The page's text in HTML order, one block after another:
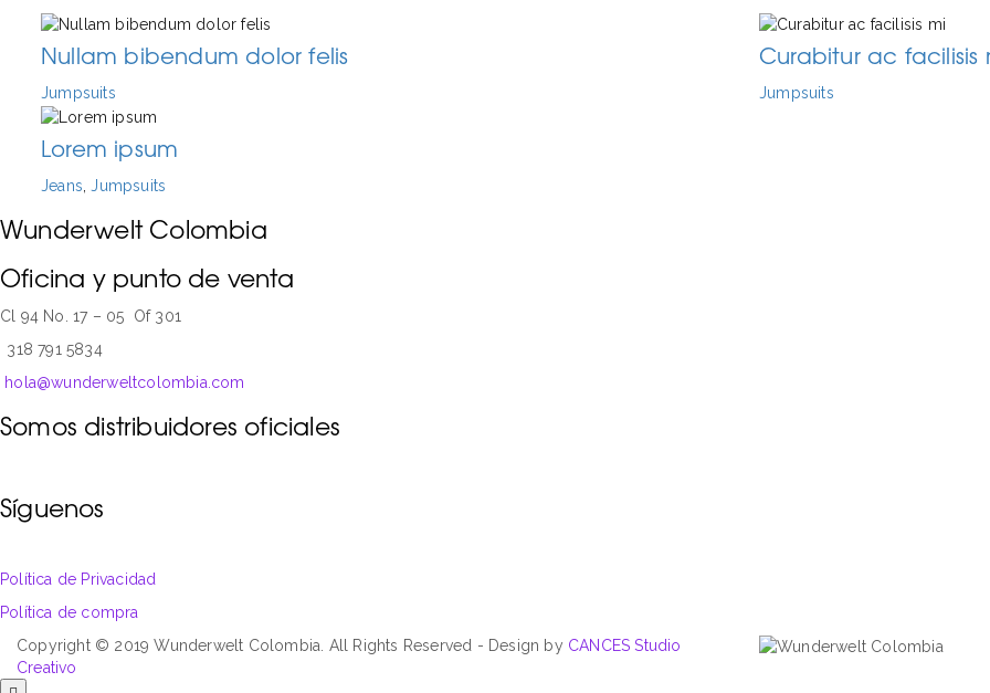
Nullam bibendum dolor felis
Jumpsuits
Curabitur ac facilisis
Jumpsuits
Lorem ipsum
Jeans Jumpsuits
Wunderwelt Colombia
Oficina y punto de venta
Cl 94 No. 17 – 05 Of 301
318 791 5834
hola@wunderweltcolombia.com
Somos distribuidores oficiales
Síguenos
Política de Privacidad
Política de compra
Copyright © 2019 Wunderwelt Colombia. All Rights Reserved - Design by CANCES Studio
Creativo